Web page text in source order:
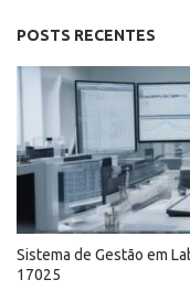
POSTS RECENTES
Sistema de Gestão em
17025